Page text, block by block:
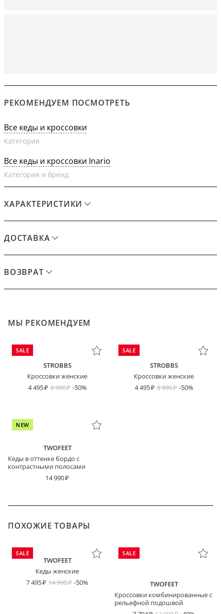
РЕКОМЕНДУЕМ ПОСМОТРЕТЬ
Все кеды и кроссовки
Категория
Все кеды и кроссовки Inario
Категория и бренд
ХАРАКТЕРИСТИКИ
ДОСТАВКА
ВОЗВРАТ
МЫ РЕКОМЕНДУЕМ
SALE
STROBBS
Кроссовки женские
4 495
8 990 -50%
SALE
STROBBS
Кроссовки женские
4 495
8 990 -50%
NEW
TWOFEET
Кеды в оттенке бордо с
контрастными полосами
14 990
ПОХОЖИЕ ТОВАРЫ
SALE
TWOFEET
Кеды женские
7 495
14 990 -50%
SALE
TWOFEET
Кроссовки комбинированные с
рельефной подошвой